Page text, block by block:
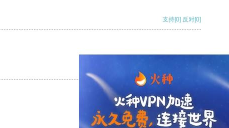
支持[0] 反对[0]
支持 [0] 反对[0]